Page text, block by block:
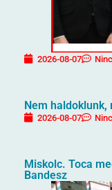
2026-08-07
Nem haldoklunk,
2026-08-07
Miskolc. Toca
Bandesz